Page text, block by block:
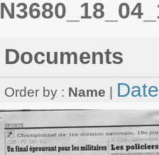
Documents
Order by : Name Date